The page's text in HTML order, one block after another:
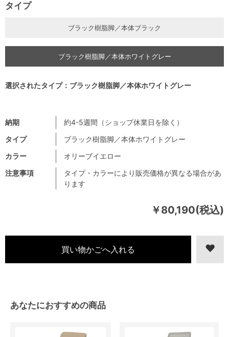
￥80,190(税込)
注意事項
タイプ・カラーにより販売価格が異なる場合があ
ります
納期
約4-5週間（ショップ休業日を除く）
タイプ
ブラック樹脂脚／本体ホワイトグレー
カラー
オリーブイエロー
タイプ
ブラック樹脂脚／本体ブラック
ブラック樹脂脚／本体ホワイトグレー
選択されたタイプ：ブラック樹脂脚／本体ホワイトグレー
あなたにおすすめの商品